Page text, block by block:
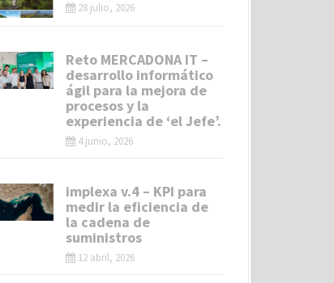
28 julio, 2026
Reto MERCADONA IT –
desarrollo informático
ágil para la mejora de
procesos y la
experiencia de ‘el Jefe’.
4 junio, 2026
implexa v.4 – KPI para
medir la eficiencia de
la cadena de
suministros
12 abril, 2026